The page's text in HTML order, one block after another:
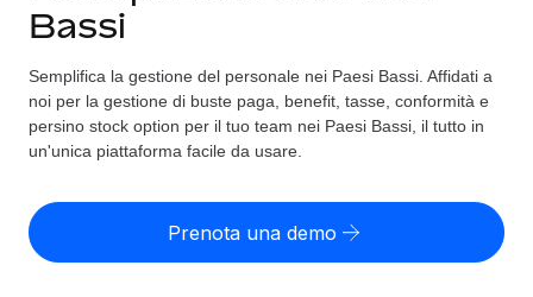
Global Payroll
Employer of Record
Espanditi con zero costi di entità locale
Ricerca paesi
Trova i servizi di supporto all’impiego per ogni Paese
Confronta Remote
Tariffe
Italiano
English
Nederlands Login
Bassi
Semplifica la gestione del personale nei Paesi Bassi. Affidati a
noi per la gestione di buste paga, benefit, tasse, conformità e
persino stock option per il tuo team nei Paesi Bassi, il tutto in
un'unica piattaforma facile da usare.
Prenota una demo